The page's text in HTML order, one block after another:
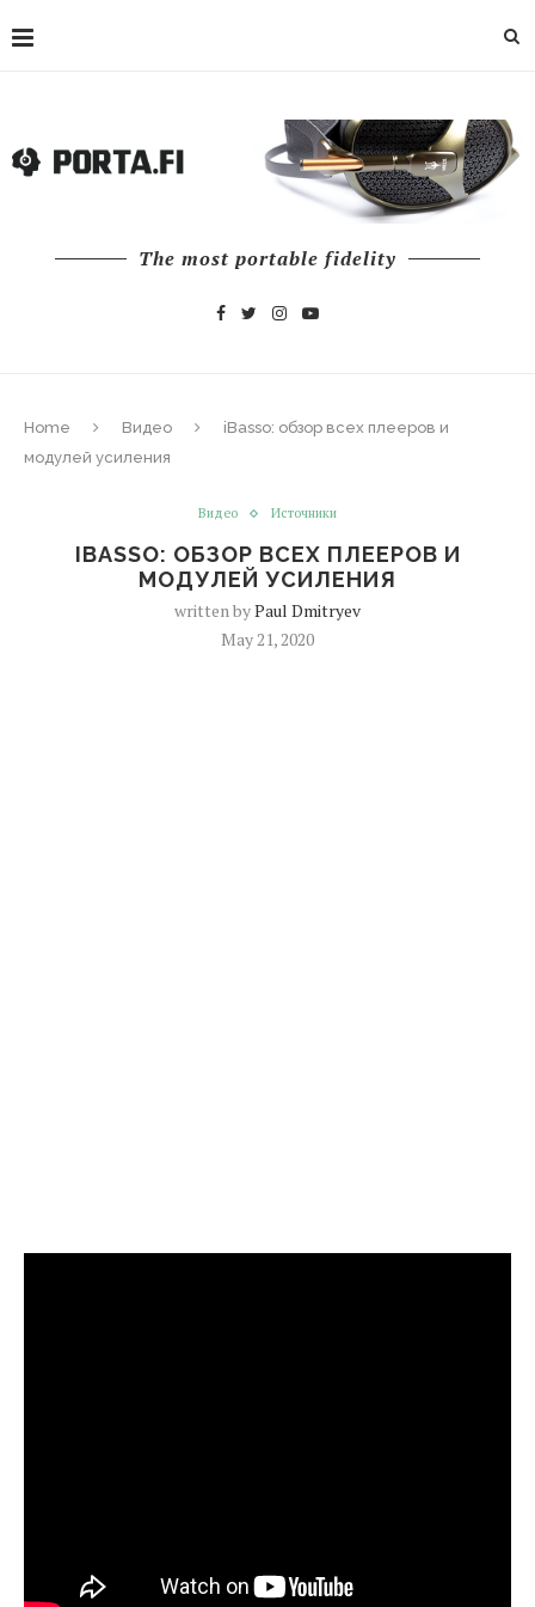
The most portable fidelity
Home Видео
iBasso: обзор всех плееров и
модулей усиления
Видео Источники
IBASSO: ОБЗОР ВСЕХ ПЛЕЕРОВ И
МОДУЛЕЙ УСИЛЕНИЯ
written byPaul Dmitryev
May 21, 2020